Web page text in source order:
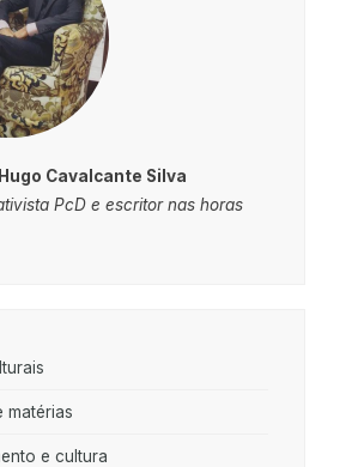
Cavalcante Silva
PcD e escritor nas horas
matérias
e cultura